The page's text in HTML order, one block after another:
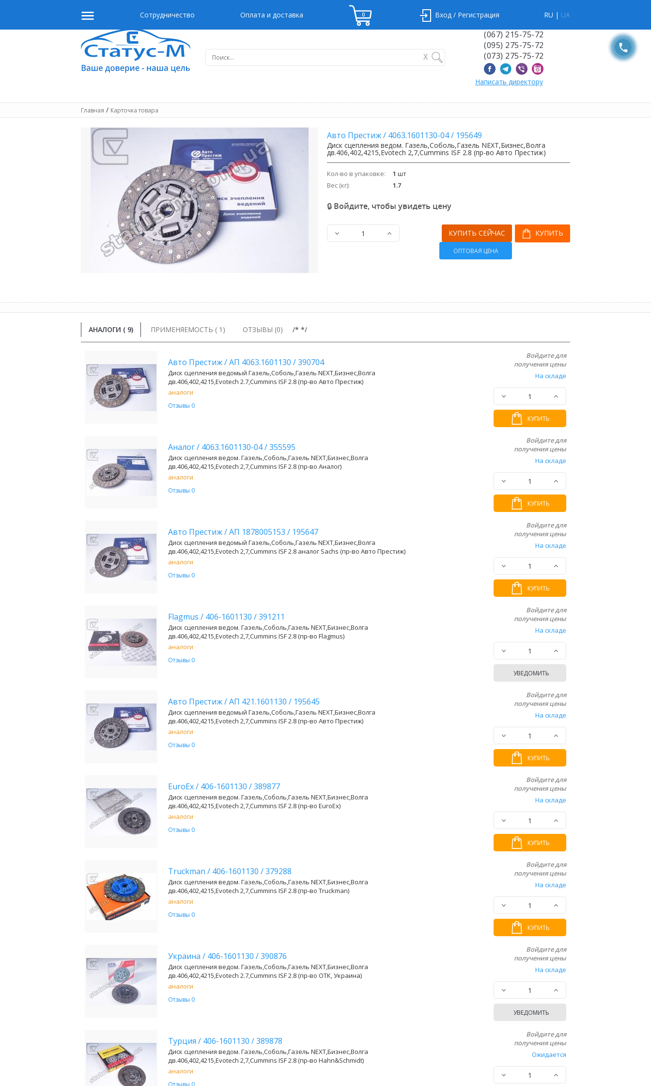
Сотрудничество Оплата и доставка Вход / Регистрация RU | UA
X
(067) 215-75-72
(095) 275-75-72
(073) 275-75-72
Написать директору
Главная / Карточка товара
Авто Престиж/ 4063.1601130-04/ 195649
Диск сцепления ведом. Газель,Соболь,Газель NEXT,Бизнес,Волга
дв.406,402,4215,Evotech 2,7,Cummins ISF 2.8 (пр-во Авто Престиж)
Кол-во в упаковке: 1 шт
Вес (кг):
1.7
🔒 Войдите, чтобы увидеть цену
КУПИТЬ
КУПИТЬ СЕЙЧАС
ОПТОВАЯ ЦЕНА
АНАЛОГИ ( 9) ПРИМЕНЯЕМОСТЬ ( 1) ОТЗЫВЫ (0) /* */
Авто Престиж/АП 4063.1601130 /390704
Диск сцепления ведомый Газель,Соболь,Газель NEXT,Бизнес,Волга
дв.406,402,4215,Evotech 2.7,Cummins ISF 2.8 (пр-во Авто Престиж)
аналоги
Отзывы 0
Войдите для
получения цены
На складе
КУПИТЬ
Аналог/ 4063.1601130-04/355595
Диск сцепления ведом. Газель,Соболь,Газель NEXT,Бизнес,Волга
дв.406,402,4215,Evotech 2,7,Cummins ISF 2.8 (пр-во Аналог)
аналоги
Отзывы 0
Войдите для
получения цены
На складе
КУПИТЬ
Авто Престиж/АП 1878005153 / 195647
Диск сцепления ведомый Газель,Соболь,Газель NEXT,Бизнес,Волга
дв.406,402,4215,Evotech 2,7,Cummins ISF 2.8 аналог Sachs (пр-во Авто Престиж)
аналоги
Отзывы 0
Войдите для
получения цены
На складе
КУПИТЬ
Flagmus / 406-1601130 /391211
Диск сцепления ведом. Газель,Соболь,Газель NEXT,Бизнес,Волга
дв.406,402,4215,Evotech 2,7,Cummins ISF 2.8 (пр-во Flagmus)
аналоги
Отзывы 0
Войдите для
получения цены
На складе
УВЕДОМИТЬ
Авто Престиж/АП 421.1601130 / 195645
Диск сцепления ведомый Газель,Соболь,Газель NEXT,Бизнес,Волга
дв.406,402,4215,Evotech 2,7,Cummins ISF 2.8 (пр-во Авто Престиж)
аналоги
Отзывы 0
Войдите для
получения цены
На складе
КУПИТЬ
EuroEx/ 406-1601130 /389877
Диск сцепления ведом. Газель,Соболь,Газель NEXT,Бизнес,Волга
дв.406,402,4215,Evotech 2,7,Cummins ISF 2.8 (пр-во EuroEx)
аналоги
Отзывы 0
Войдите для
получения цены
На складе
КУПИТЬ
Truckman / 406-1601130 /379288
Диск сцепления ведом. Газель,Соболь,Газель NEXT,Бизнес,Волга
дв.406,402,4215,Evotech 2,7,Cummins ISF 2.8 (пр-во Truckman)
аналоги
Отзывы 0
Войдите для
получения цены
На складе
КУПИТЬ
Украина / 406-1601130 /390876
Диск сцепления ведом. Газель,Соболь,Газель NEXT,Бизнес,Волга
дв.406,402,4215,Evotech 2.7,Cummins ISF 2.8 (пр-во ОТК, Украина)
аналоги
Отзывы 0
Войдите для
получения цены
На складе
УВЕДОМИТЬ
Турция / 406-1601130 /389878
Диск сцепления ведом. Газель,Соболь,Газель NEXT,Бизнес,Волга
дв.406,402,4215,Evotech 2,7,Cummins ISF 2.8 (пр-во Hahn&Schmidt)
аналоги
Отзывы 0
Войдите для
получения цены
Ожидается